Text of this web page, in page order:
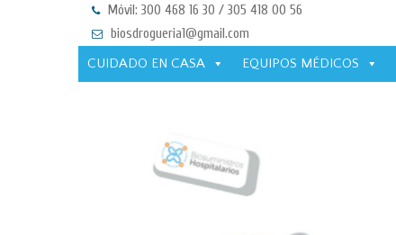
Móvil: 300 468 16 30 / 305 418 00 56
biosdrogueria1@gmail.com
CUIDADO EN CASA
EQUIPOS MÉDICOS